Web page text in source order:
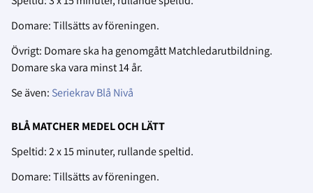
Domare: Tillsätts av föreningen.
Övrigt: Domare ska ha genomgått Matchledarutbildning.
Domare ska vara minst 14 år.
Se även: Seriekrav Blå Nivå
BLÅ MATCHER MEDEL OCH LÄTT
Speltid: 2 x 15 minuter, rullande speltid.
Domare: Tillsätts av föreningen.